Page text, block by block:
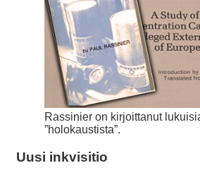
Rassinier on kirjoittanut
”holokaustista”.
Uusi inkvisitio